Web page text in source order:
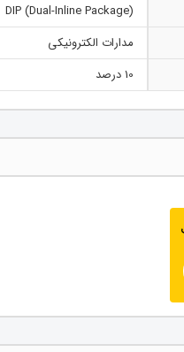
(Dual-Inline Package) DIP
مدارات الکترونیکی
10 درصد